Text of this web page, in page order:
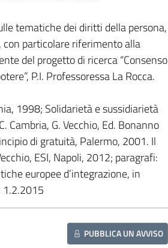
tematiche dei diritti della persona,
particolare riferimento alla
del progetto di ricerca “Consenso
P.I. Professoressa La Rocca.
1998; Solidarietà e sussidiarietà
Cambria, G. Vecchio, Ed. Bonanno
di gratuità, Palermo, 2001. Il
ESI, Napoli, 2012; paragrafi:
europee d’integrazione, in
1.2.2015
PUBBLICA UN AVVISO